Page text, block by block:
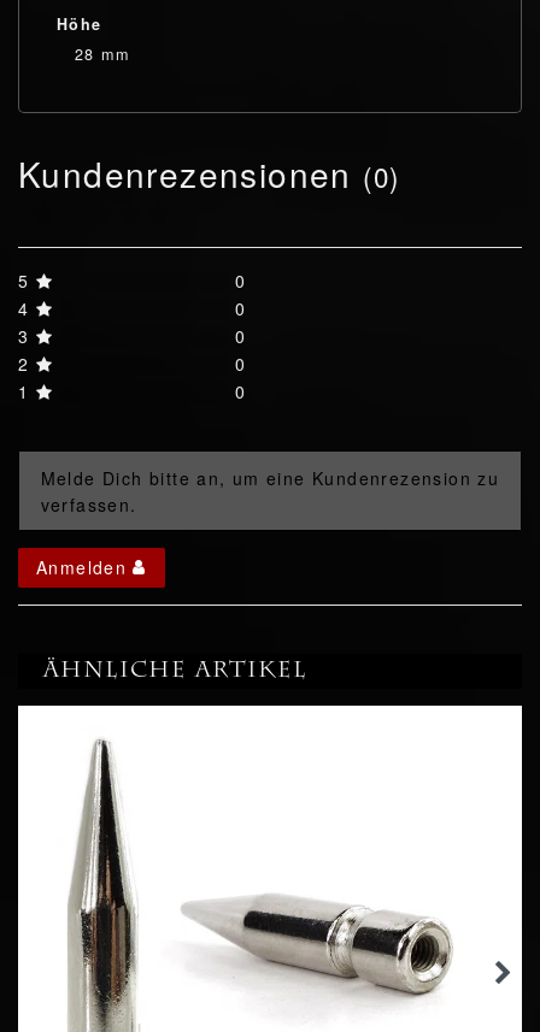
Höhe
28 mm
Kundenrezensionen (0)
5
0
4
0
3
0
2
0
1
0
Melde Dich bitte an, um eine Kundenrezension zu
verfassen.
Anmelden
Ähnliche Artikel